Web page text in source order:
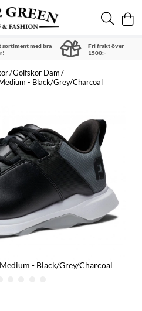
sortiment med bra
Fri frakt över
1500:-
Golfskor Dam
- Black/Grey/Charcoal
- Black/Grey/Charcoal